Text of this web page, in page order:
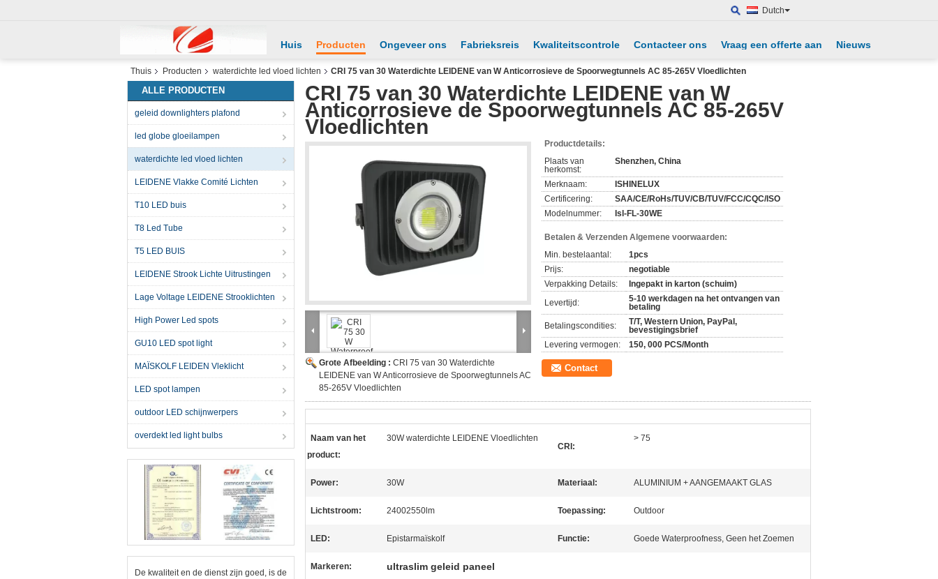
Dutch
Huis Producten Ongeveer ons Fabrieksreis Kwaliteitscontrole Contacteer ons Vraag een offerte aan Nieuws
Thuis Producten waterdichte led vloed lichten CRI 75 van 30 Waterdichte LEIDENE van W Anticorrosieve de Spoorwegtunnels AC 85-265V Vloedlichten
ALLE PRODUCTEN
geleid downlighters plafond
led globe gloeilampen
waterdichte led vloed lichten
LEIDENE Vlakke Comité Lichten
T10 LED buis
T8 Led Tube
T5 LED BUIS
LEIDENE Strook Lichte Uitrustingen
Lage Voltage LEIDENE Strooklichten
High Power Led spots
GU10 LED spot light
MAÏSKOLF LEIDEN Vleklicht
LED spot lampen
outdoor LED schijnwerpers
overdekt led light bulbs
De kwaliteit en de dienst zijn goed, is de
CRI 75 van 30 Waterdichte LEIDENE van W
Anticorrosieve de Spoorwegtunnels AC 85-265V
Vloedlichten
Grote Afbeelding : CRI 75 van 30 Waterdichte
LEIDENE van W Anticorrosieve de Spoorwegtunnels AC
85-265V Vloedlichten
Productdetails:
Plaats van
herkomst:
Shenzhen, China
Merknaam:
ISHINELUX
Certificering:
SAA/CE/RoHs/TUV/CB/TUV/FCC/CQC/ISO
Modelnummer:
Isl-FL-30WE
Betalen & Verzenden Algemene voorwaarden:
Min. bestelaantal:
1pcs
Prijs:
negotiable
Verpakking Details:
Ingepakt in karton (schuim)
Levertijd:
5-10 werkdagen na het ontvangen van
betaling
Betalingscondities:
T/T, Western Union, PayPal,
bevestigingsbrief
Levering vermogen:
150, 000 PCS/Month
Contact
Naam van het
product:
30W waterdichte LEIDENE Vloedlichten
CRI:
> 75
Power: 30W Materiaal: ALUMINIUM + AANGEMAAKT GLAS
Lichtstroom: 24002550lm Toepassing: Outdoor
LED: Epistarmaïskolf Functie: Goede Waterproofness, Geen het Zoemen
Markeren: ultraslim geleid paneel